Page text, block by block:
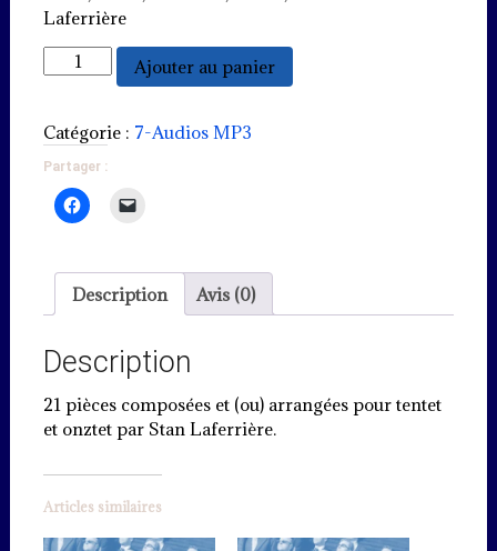
Laferrière
quantité
de
Laferrière
sings
his
Tentet
Ajouter au panier
Catégorie : 7-Audios MP3
Partager :
Description Avis (0)
Description
21 pièces composées et (ou) arrangées pour tentet
et onztet par Stan Laferrière.
Articles similaires